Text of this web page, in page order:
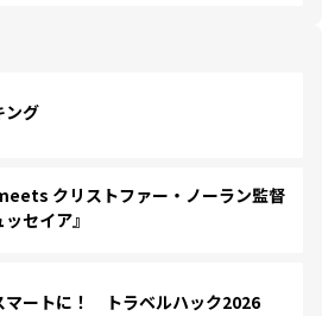
ング
クリストファー・ノーラン監督
セイア』
マートに！ トラベルハック2026